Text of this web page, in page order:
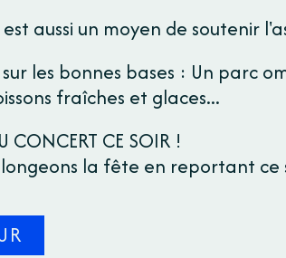
aussi un moyen de soutenir
les bonnes bases : Un parc
fraîches et glaces...
CONCERT CE SOIR !
la fête en reportant